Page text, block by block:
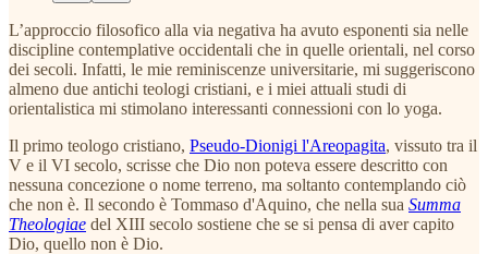
L’approccio filosofico alla via negativa ha avuto esponenti sia nelle
discipline contemplative occidentali che in quelle orientali, nel corso
dei secoli. Infatti, le mie reminiscenze universitarie, mi suggeriscono
almeno due antichi teologi cristiani, e i miei attuali studi di
orientalistica mi stimolano interessanti connessioni con lo yoga.
Il primo teologo cristiano, Pseudo-Dionigi l'Areopagita, vissuto tra il
V e il VI secolo, scrisse che Dio non poteva essere descritto con
nessuna concezione o nome terreno, ma soltanto contemplando ciò
che non è. Il secondo è Tommaso d'Aquino, che nella sua Summa
Theologiae del XIII secolo sostiene che se si pensa di aver capito
Dio, quello non è Dio.